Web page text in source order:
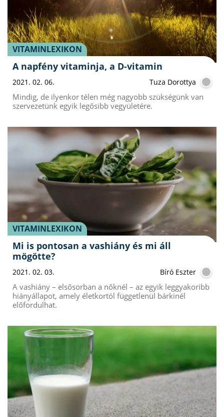
VITAMINLEXIKON
A napfény vitaminja, a D-vitamin
2021. 02. 06. Tuza Dorottya
Mindig, de ilyenkor télen még nagyobb szükségünk van
szervezetünk egyik legősibb vegyületére.
VITAMINLEXIKON
Mi is pontosan a vashiány és mi áll
mögötte?
2021. 02. 03. Bíró Eszter
A vashiány – elsősorban a nőknél – az egyik leggyakoribb
hiányállapot, amely életkortól függetlenül bárkinél
előfordulhat.